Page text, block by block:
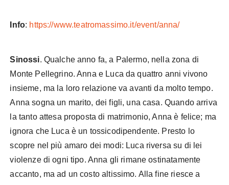
Info: https://www.teatromassimo.it/event/anna/
Sinossi. Qualche anno fa, a Palermo, nella zona di
Monte Pellegrino. Anna e Luca da quattro anni vivono
insieme, ma la loro relazione va avanti da molto tempo.
Anna sogna un marito, dei figli, una casa. Quando arriva
la tanto attesa proposta di matrimonio, Anna è felice; ma
ignora che Luca è un tossicodipendente. Presto lo
scopre nel più amaro dei modi: Luca riversa su di lei
violenze di ogni tipo. Anna gli rimane ostinatamente
accanto, ma ad un costo altissimo. Alla fine riesce a